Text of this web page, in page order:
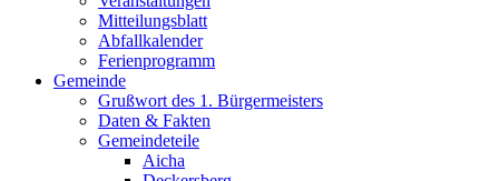
Mitteilungsblatt
Abfallkalender
Ferienprogramm
Gemeinde
Grußwort des 1. Bürgermeisters
Daten & Fakten
Gemeindeteile
Aicha